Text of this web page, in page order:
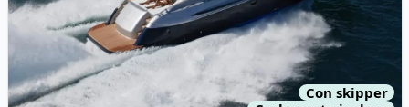
Con skipper